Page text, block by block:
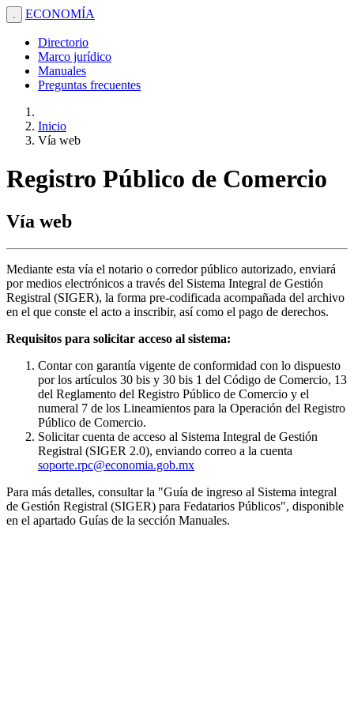
. ECONOMÍA
Directorio
Marco jurídico
Manuales
Preguntas frecuentes
Inicio
Vía web
Registro Público de Comercio
Vía web
Mediante esta vía el notario o corredor público autorizado, enviará
por medios electrónicos a través del Sistema Integral de Gestión
Registral (SIGER), la forma pre-codificada acompañada del archivo
en el que conste el acto a inscribir, así como el pago de derechos.
Requisitos para solicitar acceso al sistema:
Contar con garantía vigente de conformidad con lo dispuesto
por los artículos 30 bis y 30 bis 1 del Código de Comercio, 13
del Reglamento del Registro Público de Comercio y el
numeral 7 de los Lineamientos para la Operación del Registro
Público de Comercio.
Solicitar cuenta de acceso al Sistema Integral de Gestión
Registral (SIGER 2.0), enviando correo a la cuenta
soporte.rpc@economia.gob.mx
Para más detalles, consultar la "Guía de ingreso al Sistema integral
de Gestión Registral (SIGER) para Fedatarios Públicos", disponible
en el apartado Guías de la sección Manuales.